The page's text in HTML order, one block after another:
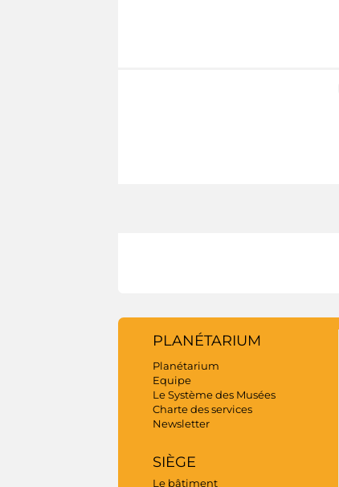
PLANÉTARIUM
Planétarium
Equipe
Le Système des Musées
Charte des services
Newsletter
SIÈGE
Le bâtiment